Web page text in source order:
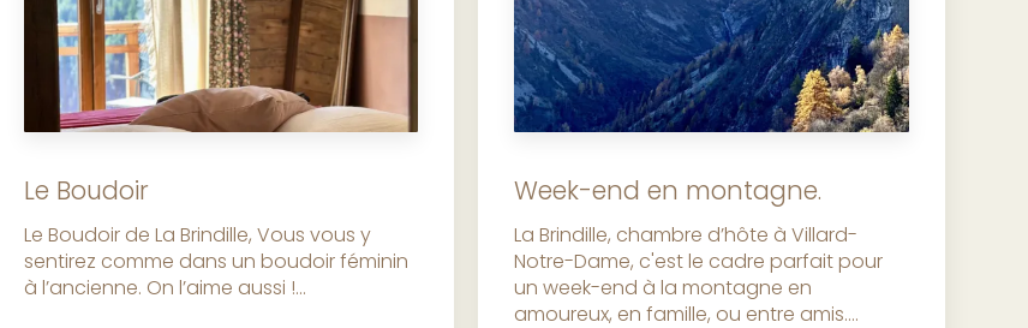
Le Boudoir
Le Boudoir de La Brindille, Vous vous y
sentirez comme dans un boudoir féminin
à l’ancienne. On l’aime aussi !...
Week-end en montagne.
La Brindille, chambre d’hôte à Villard-
Notre-Dame, c'est le cadre parfait pour
un week-end à la montagne en
amoureux, en famille, ou entre amis....